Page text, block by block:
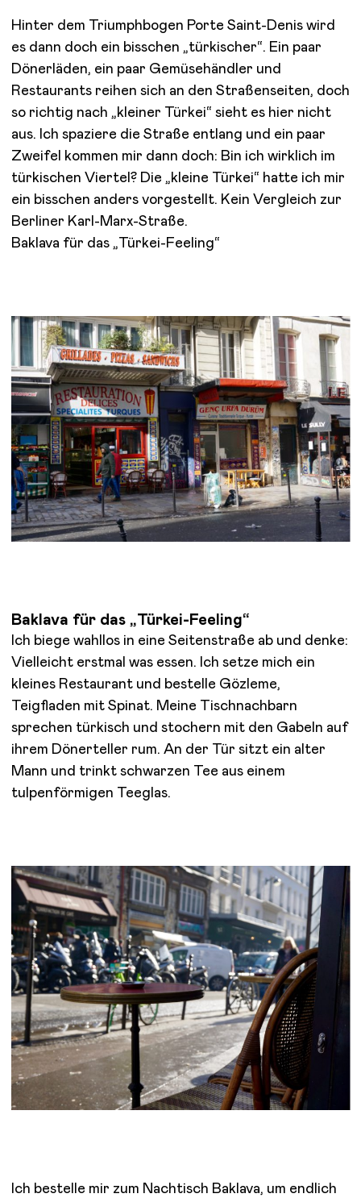
Hinter dem Triumphbogen Porte Saint-Denis wird
es dann doch ein bisschen „türkischer“. Ein paar
Dönerläden, ein paar Gemüsehändler und
Restaurants reihen sich an den Straßenseiten, doch
so richtig nach „kleiner Türkei“ sieht es hier nicht
aus. Ich spaziere die Straße entlang und ein paar
Zweifel kommen mir dann doch: Bin ich wirklich im
türkischen Viertel? Die „kleine Türkei“ hatte ich mir
ein bisschen anders vorgestellt. Kein Vergleich zur
Berliner Karl-Marx-Straße.
Baklava für das „Türkei-Feeling“
Baklava für das „Türkei-Feeling“
Ich biege wahllos in eine Seitenstraße ab und denke:
Vielleicht erstmal was essen. Ich setze mich ein
kleines Restaurant und bestelle Gözleme,
Teigfladen mit Spinat. Meine Tischnachbarn
sprechen türkisch und stochern mit den Gabeln auf
ihrem Dönerteller rum. An der Tür sitzt ein alter
Mann und trinkt schwarzen Tee aus einem
tulpenförmigen Teeglas.
Ich bestelle mir zum Nachtisch Baklava, um endlich